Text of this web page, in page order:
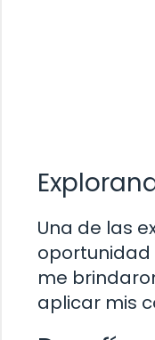
Una de las
oportunidad
me
aplicar mis